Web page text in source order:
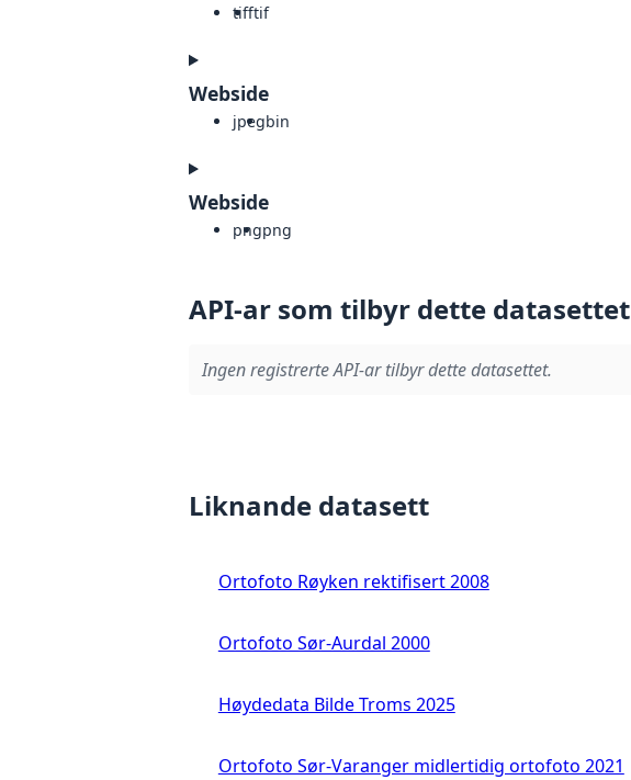
tifftif
Webside
jpegbin
Webside
pngpng
API-ar som tilbyr dette datasettet
Ingen registrerte API-ar tilbyr dette datasettet.
Liknande datasett
Ortofoto Røyken rektifisert 2008
Ortofoto Sør-Aurdal 2000
Høydedata Bilde Troms 2025
Ortofoto Sør-Varanger midlertidig ortofoto 2021